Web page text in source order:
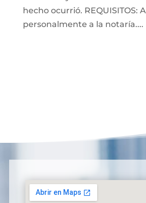
hecho ocurrió. REQUISITOS:
personalmente a la notaría....